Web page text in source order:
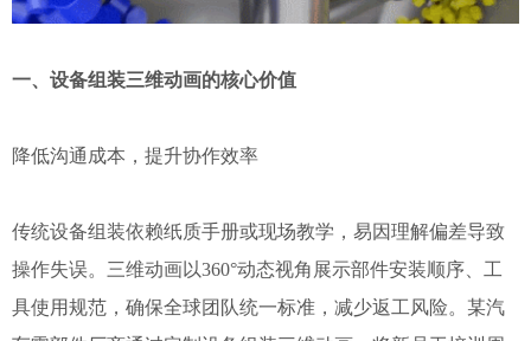
一、设备组装三维动画的核心价值
降低沟通成本，提升协作效率
传统设备组装依赖纸质手册或现场教学，易因理解偏差导致
操作失误。三维动画以360°动态视角展示部件安装顺序、工
具使用规范，确保全球团队统一标准，减少返工风险。某汽